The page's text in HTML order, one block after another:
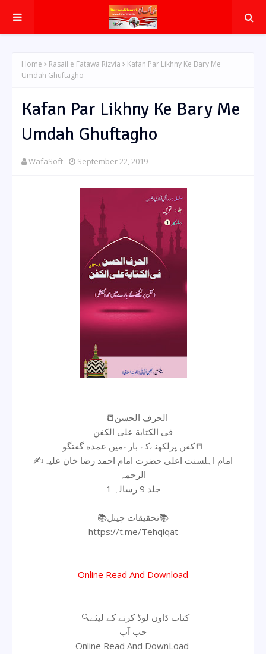
Home Rasail e Fatawa Rizvia
Kafan Par Likhny Ke Bary Me
Umdah Ghuftagho
Kafan Par Likhny Ke Bary Me
Umdah Ghuftagho
WafaSoft September 22, 2019
📒الحرف الحسن
فی الکتابة علی الکفن
کفن پرلکهنےکے بارےمیں عمده گفتگو📒
✍امام اہلسنت اعلی حضرت امام احمد رضا خان علیہ
الرحمہ
جلد 9 رسالہ 1
📚تحقیقات چینل📚
https://t.me/Tehqiqat
Online Read And Download
🔍کتاب ڈاون لوڈ کرنے کے لیئے
جب آپ
Online Read And DownLoad